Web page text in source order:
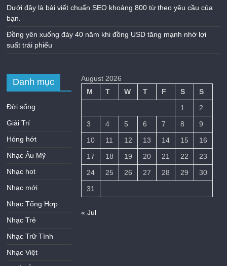
Dưới đây là bài viết chuẩn SEO khoảng 800 từ theo yêu cầu của
bạn.
Đồng yên xuống đáy 40 năm khi đồng USD tăng mạnh nhờ lợi
suất trái phiếu
Danh mục
Đời sống
Giải Trí
Hóng hớt
Nhạc Âu Mỹ
Nhạc hot
Nhạc mới
Nhạc Tổng Hợp
Nhạc Trẻ
Nhạc Trữ Tình
Nhạc Việt
August 2026
M
T W T F S
S
1
2
3
4 5 6 7 8
9
10
11 12 13 14 15
16
17
18 19 20 21 22
23
24
25 26 27 28 29
30
31
« Jul